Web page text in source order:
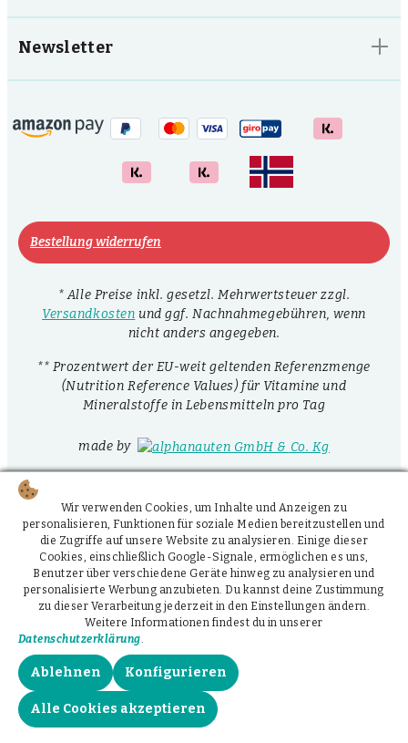
Newsletter
Bestellung widerrufen
* Alle Preise inkl. gesetzl. Mehrwertsteuer zzgl.
Versandkosten und ggf. Nachnahmegebühren, wenn
nicht anders angegeben.
** Prozentwert der EU-weit geltenden Referenzmenge
(Nutrition Reference Values) für Vitamine und
Mineralstoffe in Lebensmitteln pro Tag
made by
Wir verwenden Cookies, um Inhalte und Anzeigen zu
personalisieren, Funktionen für soziale Medien bereitzustellen und
die Zugriffe auf unsere Website zu analysieren. Einige dieser
Cookies, einschließlich Google-Signale, ermöglichen es uns,
Benutzer über verschiedene Geräte hinweg zu analysieren und
personalisierte Werbung anzubieten. Du kannst deine Zustimmung
zu dieser Verarbeitung jederzeit in den Einstellungen ändern.
Weitere Informationen findest du in unserer
Datenschutzerklärung.
Ablehnen Konfigurieren
Alle Cookies akzeptieren